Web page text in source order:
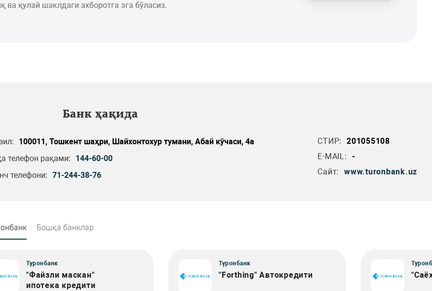
ва қулай шаклдаги ахборотга эга бўласиз.
Банк ҳақида
100011, Тошкент шаҳри, Шайхонтохур тумани, Абай кўчаси, 4а
телефон рақами:
144-60-00
телефони: 71-244-38-76
СТИР:
201055108
E-MAIL:
-
Сайт:
www.turonbank.uz
Бошқа банклар
Туронбанк
"Файзли маскан"
ипотека кредити
Туронбанк
"Forthing" Автокредити